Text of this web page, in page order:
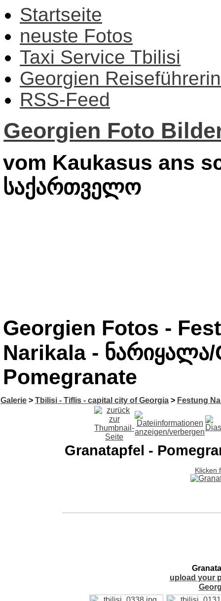
Startseite
neuste Fotos
Taxi Service Tbilisi
Georgien Reiseführerin
RSS-Feed
Georgien Foto
vom Kaukasus ans
საქართველო
Georgien Fotos -
Narikala -
Pomegranate
Galerie > Tbilisi - Tiflis - capital city of Georgia > Festung
Granatapfel -
Klicken
upload your